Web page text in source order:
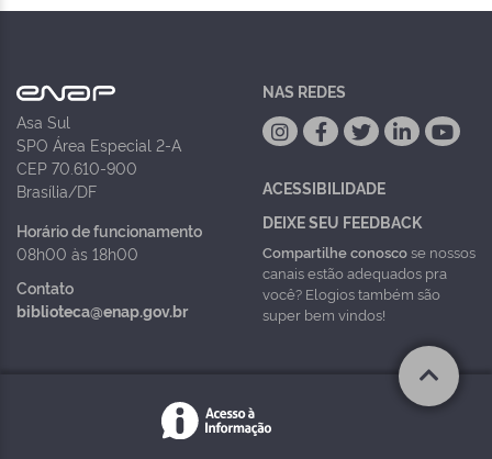
Asa Sul
SPO Área Especial 2-A
CEP 70.610-900
Brasília/DF
Horário de funcionamento
08h00 às 18h00
Contato
biblioteca@enap.gov.br
NAS REDES
ACESSIBILIDADE
DEIXE SEU FEEDBACK
Compartilhe conoscose nossos
canais estão adequados pra
você? Elogios também são
super bem vindos!